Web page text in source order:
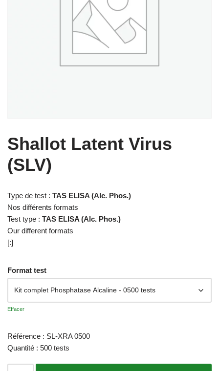
Shallot Latent Virus
(SLV)
Type de test : TAS ELISA (Alc. Phos.)
Nos différents formats
Test type : TAS ELISA (Alc. Phos.)
Our different formats
[:]
Format test
Effacer
Référence : SL-XRA 0500
Quantité : 500 tests